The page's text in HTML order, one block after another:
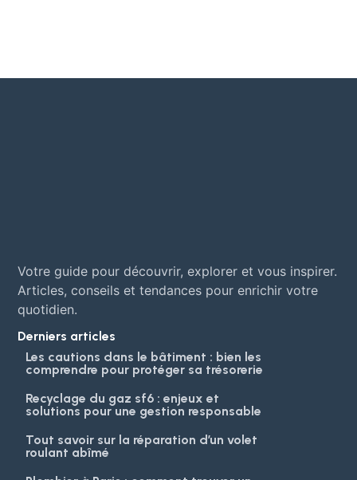
Votre guide pour découvrir, explorer et vous inspirer.
Articles, conseils et tendances pour enrichir votre
quotidien.
Derniers articles
Les cautions dans le bâtiment : bien les
comprendre pour protéger sa trésorerie
Recyclage du gaz sf6 : enjeux et
solutions pour une gestion responsable
Tout savoir sur la réparation d’un volet
roulant abîmé